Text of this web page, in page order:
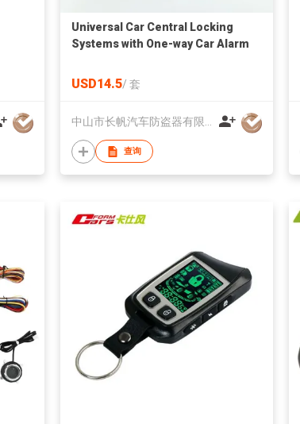
Universal Car Central Locking
Systems with One-way Car Alarm
USD14.5/ 套
查询